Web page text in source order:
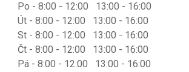
Po - 8:00 - 12:00 13:00 - 16:00
Út - 8:00 - 12:00 13:00 - 16:00
St - 8:00 - 12:00 13:00 - 16:00
Čt - 8:00 - 12:00 13:00 - 16:00
Pá - 8:00 - 12:00 13:00 - 16:00